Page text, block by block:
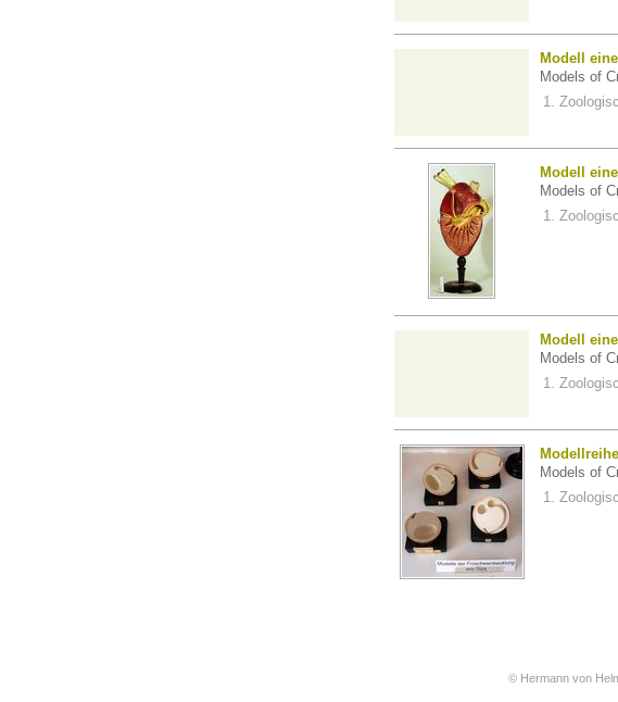
Modell
Models of
Modell
Models of
Modell
Models of
Models of
© Hermann von